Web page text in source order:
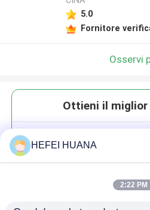
5.0
Fornitore
Osservi
Ottieni il miglior
HEFEI HUANA
2:22 PM